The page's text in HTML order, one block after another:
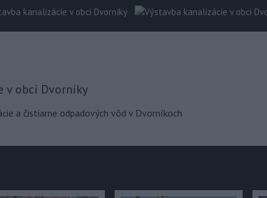
v obci Dvorníky
a čistiarne odpadových vôd v Dvorníkoch